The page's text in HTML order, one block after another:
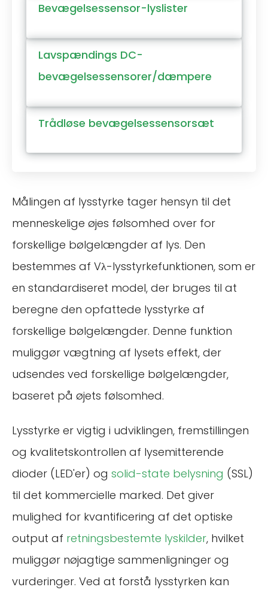
Bevægelsessensor-lyslister
Lavspændings DC-
bevægelsessensorer/dæmpere
Trådløse bevægelsessensorsæt
Målingen af lysstyrke tager hensyn til det
menneskelige øjes følsomhed over for
forskellige bølgelængder af lys. Den
bestemmes af Vλ-lysstyrkefunktionen, som er
en standardiseret model, der bruges til at
beregne den opfattede lysstyrke af
forskellige bølgelængder. Denne funktion
muliggør vægtning af lysets effekt, der
udsendes ved forskellige bølgelængder,
baseret på øjets følsomhed.
Lysstyrke er vigtig i udviklingen, fremstillingen
og kvalitetskontrollen af lysemitterende
dioder (LED'er) og solid-state belysning (SSL)
til det kommercielle marked. Det giver
mulighed for kvantificering af det optiske
output af retningsbestemte lyskilder, hvilket
muliggør nøjagtige sammenligninger og
vurderinger. Ved at forstå lysstyrken kan